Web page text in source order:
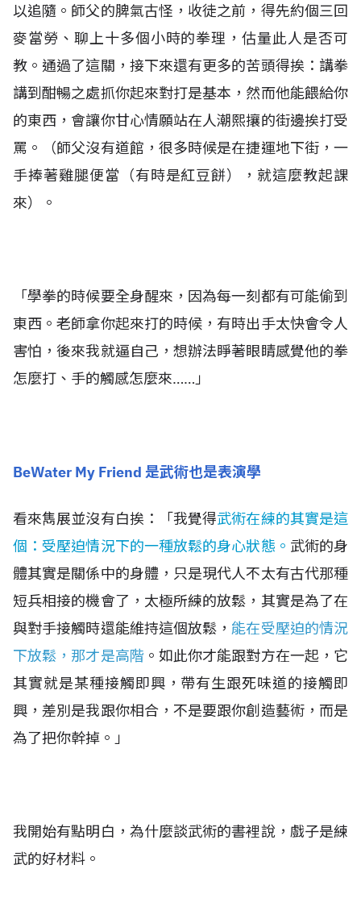
以追隨。師父的脾氣古怪，收徒之前，得先約個三回
麥當勞、聊上十多個小時的拳理，估量此人是否可
教。通過了這關，接下來還有更多的苦頭得挨：講拳
講到酣暢之處抓你起來對打是基本，然而他能餵給你
的東西，會讓你甘心情願站在人潮熙攘的街邊挨打受
罵。（師父沒有道館，很多時候是在捷運地下街，一
手捧著雞腿便當（有時是紅豆餅），就這麼教起課
來）。
「學拳的時候要全身醒來，因為每一刻都有可能偷到
東西。老師拿你起來打的時候，有時出手太快會令人
害怕，後來我就逼自己，想辦法睜著眼睛感覺他的拳
怎麼打、手的觸感怎麼來……」
BeWater My Friend 是武術也是表演學
看來雋展並沒有白挨：「我覺得武術在練的其實是這
個：受壓迫情況下的一種放鬆的身心狀態。 武術的身
體其實是關係中的身體，只是現代人不太有古代那種
短兵相接的機會了，太極所練的放鬆，其實是為了在
與對手接觸時還能維持這個放鬆，能在受壓迫的情況
下放鬆，那才是高階 。如此你才能跟對方在一起，它
其實就是某種接觸即興，帶有生跟死味道的接觸即
興，差別是我跟你相合，不是要跟你創造藝術，而是
為了把你幹掉。」
我開始有點明白，為什麼談武術的書裡說，戲子是練
武的好材料。